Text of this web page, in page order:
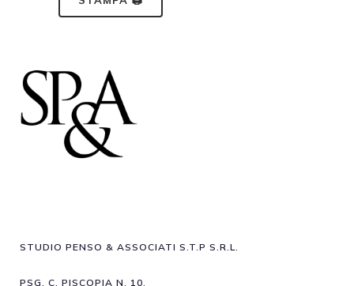
STUDIO PENSO & ASSOCIATI S.T.P S.R.L.
PSG. C. PISCOPIA N. 10,